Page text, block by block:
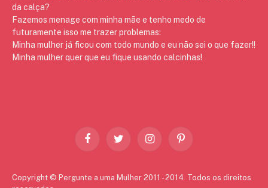
da calça?
Fazemos menage com minha mãe e tenho medo de
futuramente isso me trazer problemas:
Minha mulher já ficou com todo mundo e eu não sei o que fazer!!
Minha mulher quer que eu fique usando calcinhas!
FacebookTwitter InstagramPinterest
Copyright © Pergunte a uma Mulher 2011 - 2014. Todos os direitos